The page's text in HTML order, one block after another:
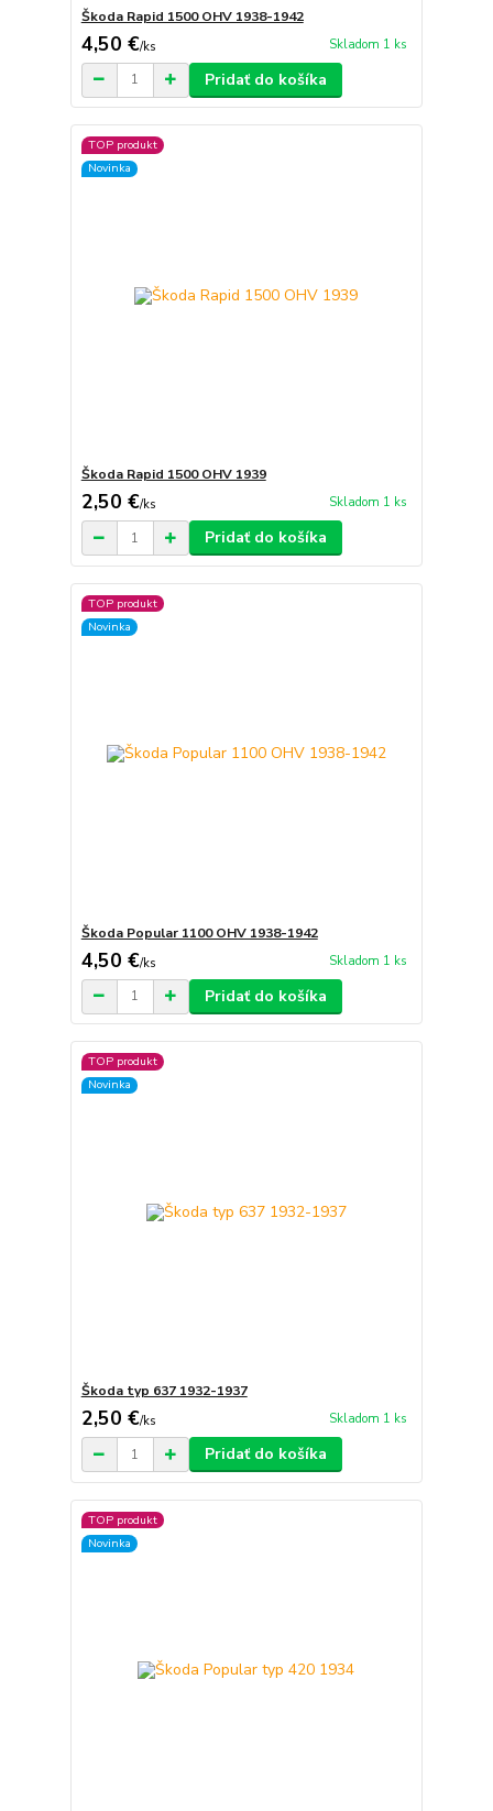
Škoda Rapid 1500 OHV 1938-1942
4,50 €/ks Skladom 1 ks
Pridať do košíka
TOP produkt
Novinka
Škoda Rapid 1500 OHV 1939
2,50 €/ks Skladom 1 ks
Pridať do košíka
TOP produkt
Novinka
Škoda Popular 1100 OHV 1938-1942
4,50 €/ks Skladom 1 ks
Pridať do košíka
TOP produkt
Novinka
Škoda typ 637 1932-1937
2,50 €/ks Skladom 1 ks
Pridať do košíka
TOP produkt
Novinka